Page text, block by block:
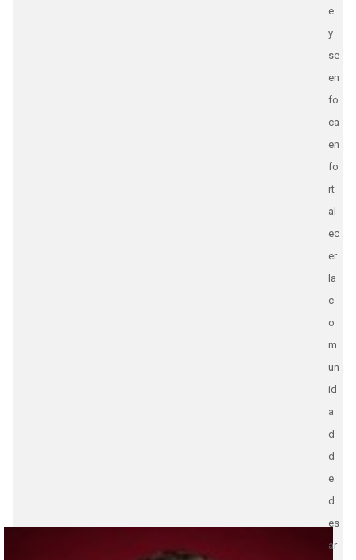
e
y
se
en
fo
ca
en
fo
rt
al
ec
er
la
c
o
m
un
id
a
d
d
e
d
es
ar